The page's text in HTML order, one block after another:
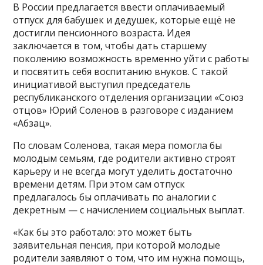
В России предлагается ввести оплачиваемый
отпуск для бабушек и дедушек, которые ещё не
достигли пенсионного возраста. Идея
заключается в том, чтобы дать старшему
поколению возможность временно уйти с работы
и посвятить себя воспитанию внуков. С такой
инициативой выступил председатель
республиканского отделения организации «Союз
отцов» Юрий Соленов в разговоре с изданием
«Абзац».
По словам Соленова, такая мера помогла бы
молодым семьям, где родители активно строят
карьеру и не всегда могут уделить достаточно
времени детям. При этом сам отпуск
предлагалось бы оплачивать по аналогии с
декретным — с начислением социальных выплат.
«Как бы это работало: это может быть
заявительная пенсия, при которой молодые
родители заявляют о том, что им нужна помощь,